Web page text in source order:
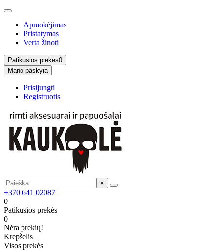
Apmokėjimas
Pristatymas
Verta žinoti
Patikusios prekės0
Mano paskyra
Prisijungti
Registruotis
×
+370 641 02087
0
Patikusios prekės
0
Nėra prekių!
Krepšelis
Visos prekės